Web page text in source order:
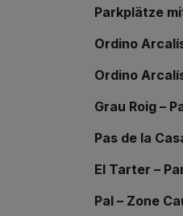
Parkplätze
Ordino
Ordino
Grau Roig –
Pas de la
El Tarter –
Pal – Zone